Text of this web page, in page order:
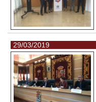
29/03/2019